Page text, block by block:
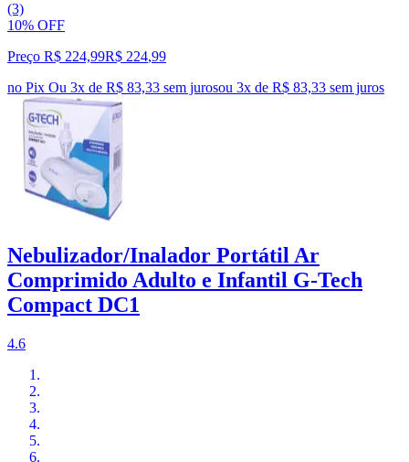
(3)
10% OFF
Preço R$ 224,99R$ 224,99
no Pix Ou 3x de R$ 83,33 sem jurosou 3x de R$ 83,33 sem juros
Nebulizador/Inalador Portátil Ar
Comprimido Adulto e Infantil G-Tech
Compact DC1
4.6